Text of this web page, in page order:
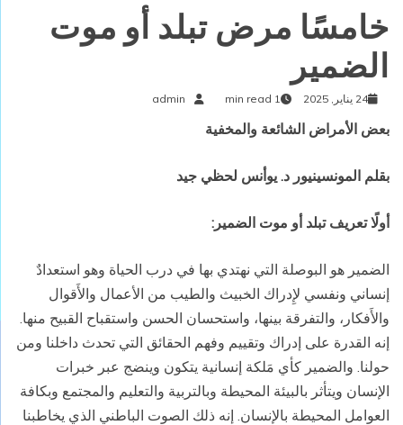
خامسًا مرض تبلد أو موت
الضمير
24 يناير, 2025 1 min read
admin
بعض الأمراض الشائعة والمخفية
بقلم المونسينيور د. يوأنس لحظي جيد
أولًا تعريف تبلد أو موت الضمير :
الضمير هو البوصلة التي نهتدي بها في درب الحياة وهو استعدادٌ
إنساني ونفسي لإِدراك الخبيث والطيب من الأعمال والأَقوال
والأَفكار، والتفرقة بينها، واستحسان الحسن واستقباح القبيح منها.
إنه القدرة على إدراك وتقييم وفهم الحقائق التي تحدث داخلنا ومن
حولنا. والضمير كأي مَلكة إنسانية يتكون وينضج عبر خبرات
الإنسان ويتأثر بالبيئة المحيطة وبالتربية والتعليم والمجتمع وبكافة
العوامل المحيطة بالإنسان. إنه ذلك الصوت الباطني الذي يخاطبنا